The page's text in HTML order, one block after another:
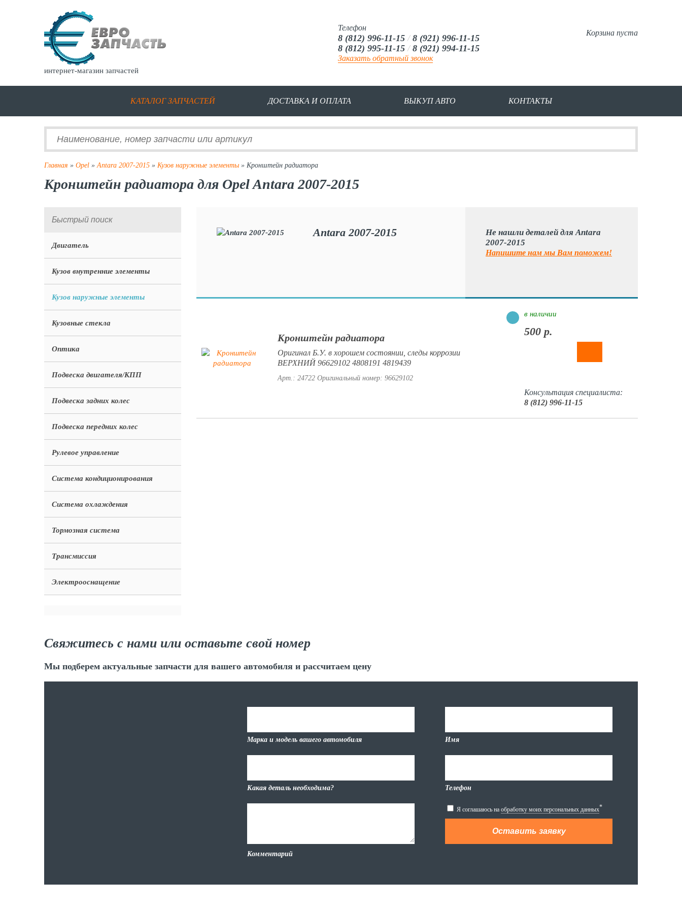
интернет-магазин запчастей
Корзина пуста
Телефон
8 (812) 996-11-15 / 8 (921) 996-11-15
8 (812) 995-11-15 / 8 (921) 994-11-15
Заказать обратный звонок
КАТАЛОГ ЗАПЧАСТЕЙ ДОСТАВКА И ОПЛАТА ВЫКУП АВТО КОНТАКТЫ
Главная » Opel »Antara 2007-2015 » Кузов наружные элементы » Кронштейн радиатора
Кронштейн радиатора для Opel Antara 2007-2015
Двигатель
Кузов внутренние элементы
Кузов наружные элементы
Кузовные стекла
Оптика
Подвеска двигателя/КПП
Подвеска задних колес
Подвеска передних колес
Рулевое управление
Система кондиционирования
Система охлаждения
Тормозная система
Трансмиссия
Электрооснащение
Antara 2007-2015
Не нашли деталей для Antara
2007-2015
Напишите нам мы Вам поможем!
Кронштейн радиатора
Оригинал Б.У. в хорошем состоянии, следы коррозии
ВЕРХНИЙ 96629102 4808191 4819439
Арт.: 24722 Оригинальный номер: 96629102
в наличии
500 р.
Консультация специалиста:
8 (812) 996-11-15
Свяжитесь с нами или оставьте свой номер
Мы подберем актуальные запчасти для вашего автомобиля и рассчитаем цену
Марка и модель вашего автомобиля
Какая деталь необходима?
Комментарий
Имя
Телефон
Я соглашаюсь на обработку моих персональных данных*